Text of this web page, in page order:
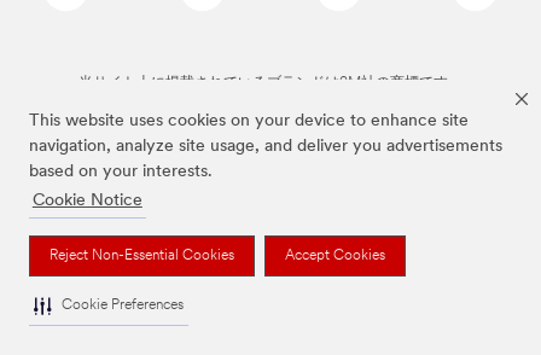
This website uses cookies on your device to enhance site
navigation, analyze site usage, and deliver you advertisements
based on your interests.
Cookie Notice
Reject Non-Essential Cookies Accept Cookies
Cookie Preferences
当サイト上に掲載されているブランドは3M社の商標です。